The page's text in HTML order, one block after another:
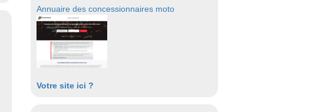
Annuaire des concessionnaires moto
Votre site ici ?